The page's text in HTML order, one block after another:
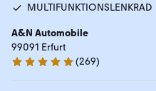
MULTIFUNKTIONSLENKRAD
A&N Automobile
99091 Erfurt
4.9 Sterne
(269)